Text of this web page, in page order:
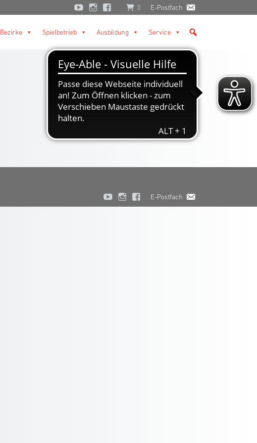
0 E-Postfach
Bezirke Spielbetrieb Ausbildung Service
E-Postfach